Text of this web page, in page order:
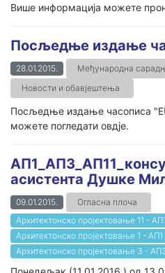
Више информација можете
Посљедње издање
28.01.2015.
Међународна
Новости и обавјештења
Посљедње издање часописа
можете погледати овдје.
асистента Душке
09.01.2015.
Огласна плоча
Архитектонско пројектовање 11 -
Архитектонско пројектовање 1 - AП1
Архитектонско пројектовање 3 -